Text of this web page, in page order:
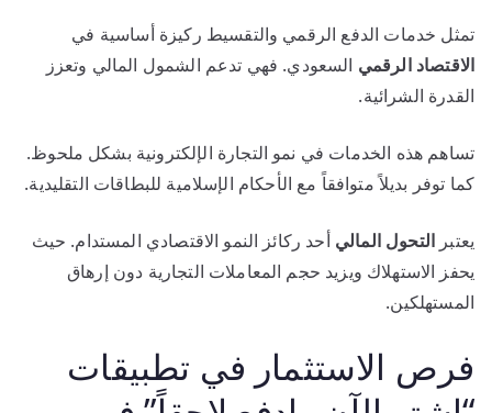
تمثل خدمات الدفع الرقمي والتقسيط ركيزة أساسية في
الاقتصاد الرقمي السعودي. فهي تدعم الشمول المالي وتعزز
القدرة الشرائية.
تساهم هذه الخدمات في نمو التجارة الإلكترونية بشكل ملحوظ.
كما توفر بديلاً متوافقاً مع الأحكام الإسلامية للبطاقات التقليدية.
يعتبر التحول المالي أحد ركائز النمو الاقتصادي المستدام. حيث
يحفز الاستهلاك ويزيد حجم المعاملات التجارية دون إرهاق
المستهلكين.
فرص الاستثمار في تطبيقات